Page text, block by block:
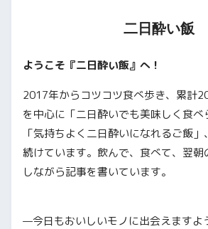
二日酔い飯
ようこそ『二日酔い飯』へ！
2017年からコツコツ食べ歩き、累計
を中心に「二日酔いでも美味しく食べ
「気持ちよく二日酔いになれるご飯
続けています。飲んで、食べて、翌朝
しながら記事を書いています。
—今日もおいしいモノに出会えますよ